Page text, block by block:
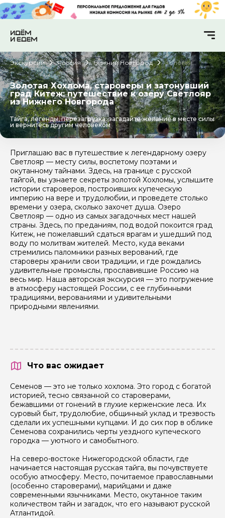
Экскурсии Россия Нижний Новгород
Золотая
Хохлома,
староверы и
затонувший
град Китеж:
путешествие к
озеру
Светлояр из
Нижнего
Новгорода
Золотая Хохлома, староверы и затонувший
град Китеж: путешествие к озеру Светлояр
из Нижнего Новгорода
Тайга, легенды, перезагрузка: загадайте желание в месте силы
и вернитесь другим человеком
Приглашаю вас в путешествие к легендарному озеру
Светлояр — месту силы, воспетому поэтами и
окутанному тайнами. Здесь, на границе с русской
тайгой, вы узнаете секреты золотой Хохломы, услышите
истории староверов, построивших купеческую
империю на вере и трудолюбии, и проведете столько
времени у озера, сколько захочет душа. Озеро
Светлояр — одно из самых загадочных мест нашей
страны. Здесь, по преданиям, под водой покоится град
Китеж, не пожелавший сдаться врагам и ушедший под
воду по молитвам жителей. Место, куда веками
стремились паломники разных верований, где
староверы хранили свои традиции, и где рождались
удивительные промыслы, прославившие Россию на
весь мир. Наша авторская экскурсия — это погружение
в атмосферу настоящей России, с ее глубинными
традициями, верованиями и удивительными
природными явлениями.
Что вас ожидает
Семенов — это не только хохлома. Это город с богатой
историей, тесно связанной со староверами,
бежавшими от гонений в глухие керженские леса. Их
суровый быт, трудолюбие, общинный уклад и трезвость
сделали их успешными купцами. И до сих пор в облике
Семенова сохранились черты уездного купеческого
городка — уютного и самобытного.
На северо-востоке Нижегородской области, где
начинается настоящая русская тайга, вы почувствуете
особую атмосферу. Место, почитаемое православными
(особенно староверами), марийцами и даже
современными язычниками. Место, окутанное таким
количеством тайн и загадок, что его называют русской
Атлантидой.